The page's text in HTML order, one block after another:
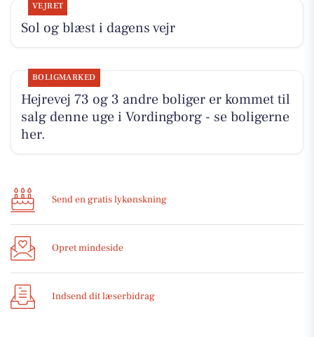
VEJRET
Sol og blæst i dagens vejr
BOLIGMARKED
Hejrevej 73 og 3 andre boliger er kommet til
salg denne uge i Vordingborg - se boligerne
her.
Send en gratis lykønskning
Opret mindeside
Indsend dit læserbidrag